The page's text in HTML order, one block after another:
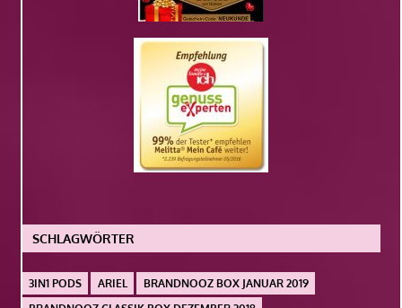
SCHLAGWÖRTER
3IN1 PODS ARIEL
BRANDNOOZ BOX JANUAR 2019